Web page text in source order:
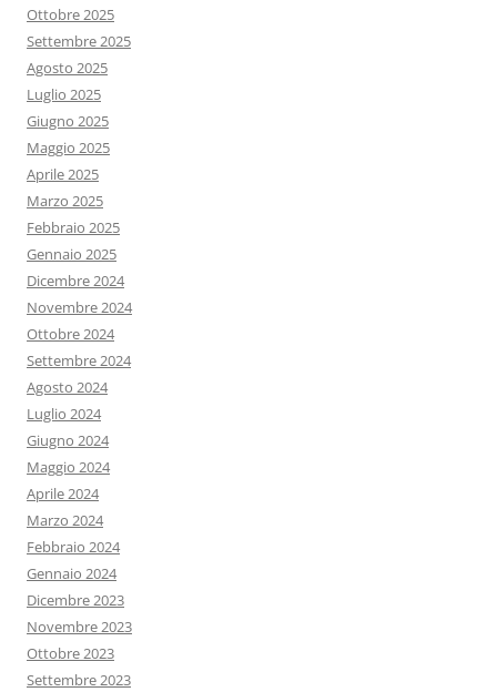
Ottobre 2025
Settembre 2025
Agosto 2025
Luglio 2025
Giugno 2025
Maggio 2025
Aprile 2025
Marzo 2025
Febbraio 2025
Gennaio 2025
Dicembre 2024
Novembre 2024
Ottobre 2024
Settembre 2024
Agosto 2024
Luglio 2024
Giugno 2024
Maggio 2024
Aprile 2024
Marzo 2024
Febbraio 2024
Gennaio 2024
Dicembre 2023
Novembre 2023
Ottobre 2023
Settembre 2023